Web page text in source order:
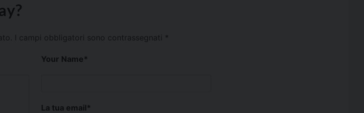
I campi obbligatori sono contrassegnati *
Your Name*
La tua email*